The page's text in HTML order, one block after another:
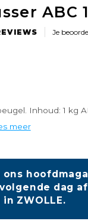
ABC
Je
Inhoud: 1 kg
meer
dag
ZWOLLE.